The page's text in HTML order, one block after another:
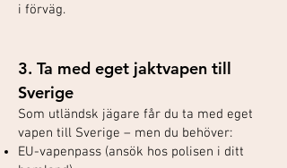
i förväg.
3. Ta med eget jaktvapen till
Sverige
Som utländsk jägare får du ta med eget
vapen till Sverige – men du behöver:
EU-vapenpass (ansök hos polisen i ditt